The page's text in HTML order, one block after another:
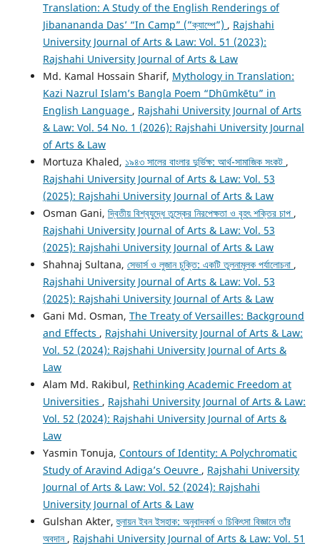
Translation: A Study of the English Renderings of
Jibanananda Das’ “In Camp” (”ক্যাম্পে”) , Rajshahi
University Journal of Arts & Law: Vol. 51 (2023):
Rajshahi University Journal of Arts & Law
Md. Kamal Hossain Sharif, Mythology in Translation:
Kazi Nazrul Islam’s Bangla Poem “Dhūmkētu” in
English Language , Rajshahi University Journal of Arts
& Law: Vol. 54 No. 1 (2026): Rajshahi University Journal
of Arts & Law
Mortuza Khaled, ১৯৪৩ সালের বাংলার দুর্ভিক্ষ: আর্থ-সামাজিক সংকট ,
Rajshahi University Journal of Arts & Law: Vol. 53
(2025): Rajshahi University Journal of Arts & Law
Osman Gani, দ্বিতীয় বিশ্বযুদ্ধে তুস্কের নিরপেক্ষতা ও বৃহৎ শক্তির চাপ ,
Rajshahi University Journal of Arts & Law: Vol. 53
(2025): Rajshahi University Journal of Arts & Law
Shahnaj Sultana, সেভার্স ও লুজান চুক্তি: একটি তুলনামূলক পর্যালোচনা ,
Rajshahi University Journal of Arts & Law: Vol. 53
(2025): Rajshahi University Journal of Arts & Law
Gani Md. Osman, The Treaty of Versailles: Background
and Effects , Rajshahi University Journal of Arts & Law:
Vol. 52 (2024): Rajshahi University Journal of Arts &
Law
Alam Md. Rakibul, Rethinking Academic Freedom at
Universities , Rajshahi University Journal of Arts & Law:
Vol. 52 (2024): Rajshahi University Journal of Arts &
Law
Yasmin Tonuja, Contours of Identity: A Polychromatic
Study of Aravind Adiga’s Oeuvre , Rajshahi University
Journal of Arts & Law: Vol. 52 (2024): Rajshahi
University Journal of Arts & Law
Gulshan Akter,হুনায়ন ইবন ইসহাক: অনুবাদকর্ম ও চিকিৎসা বিজ্ঞানে তাঁর
অবদান , Rajshahi University Journal of Arts & Law: Vol. 51